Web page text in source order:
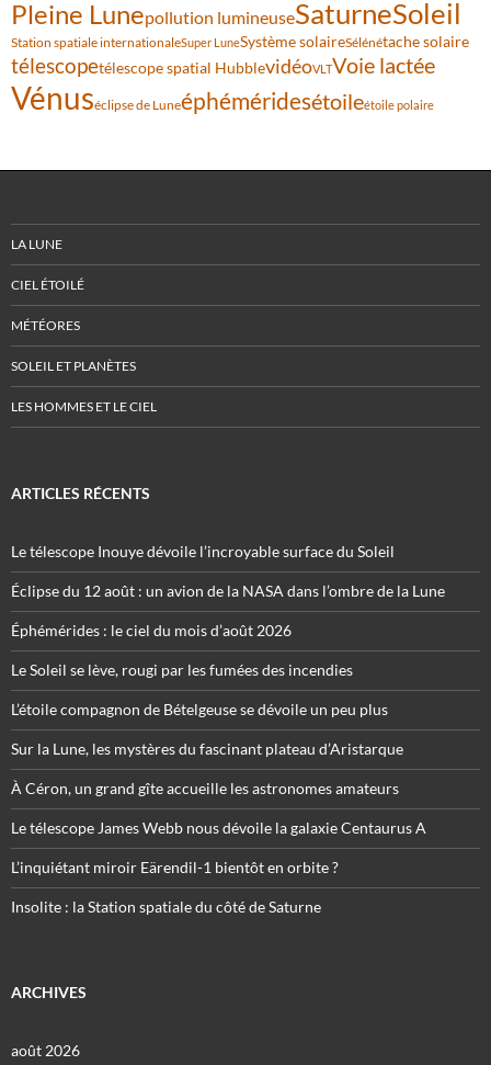
Pleine Lunepollution lumineuseSaturneSoleil
Station spatiale internationaleSuper LuneSystème solaireSélénétache solaire
télescopetélescope spatial HubblevidéoVLTVoie lactée
Vénuséclipse de Luneéphéméridesétoileétoile polaire
LA LUNE
CIEL ÉTOILÉ
MÉTÉORES
SOLEIL ET PLANÈTES
LES HOMMES ET LE CIEL
ARTICLES RÉCENTS
Le télescope Inouye dévoile l’incroyable surface du Soleil
Éclipse du 12 août : un avion de la NASA dans l’ombre de la Lune
Éphémérides : le ciel du mois d’août 2026
Le Soleil se lève, rougi par les fumées des incendies
L’étoile compagnon de Bételgeuse se dévoile un peu plus
Sur la Lune, les mystères du fascinant plateau d’Aristarque
À Céron, un grand gîte accueille les astronomes amateurs
Le télescope James Webb nous dévoile la galaxie Centaurus A
L’inquiétant miroir Eärendil-1 bientôt en orbite ?
Insolite : la Station spatiale du côté de Saturne
ARCHIVES
août 2026